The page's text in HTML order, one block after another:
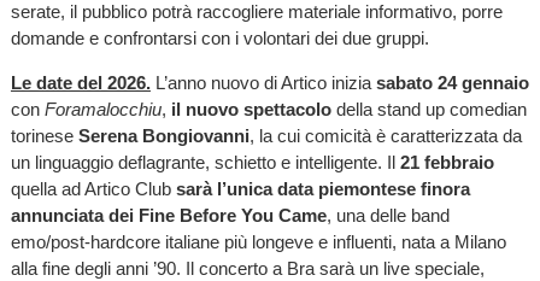
serate, il pubblico potrà raccogliere materiale informativo, porre
domande e confrontarsi con i volontari dei due gruppi.
Le date del 2026.L’anno nuovo di Artico inizia sabato 24 gennaio
con Foramalocchiu, il nuovo spettacolo della stand up comedian
torinese Serena Bongiovanni, la cui comicità è caratterizzata da
un linguaggio deflagrante, schietto e intelligente. Il 21 febbraio
quella ad Artico Club sarà l’unica data piemontese finora
annunciata dei Fine Before You Came, una delle band
emo/post-hardcore italiane più longeve e influenti, nata a Milano
alla fine degli anni ’90. Il concerto a Bra sarà un live speciale,